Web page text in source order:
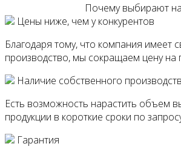
см,
250
гр.
Почему выбирают
Цены ниже, чем у конкурентов
Благодаря тому, что компания имеет
производство, мы сокращаем цену на
Наличие собственного
Есть возможность нарастить объем
продукции в короткие сроки по
Гарантия